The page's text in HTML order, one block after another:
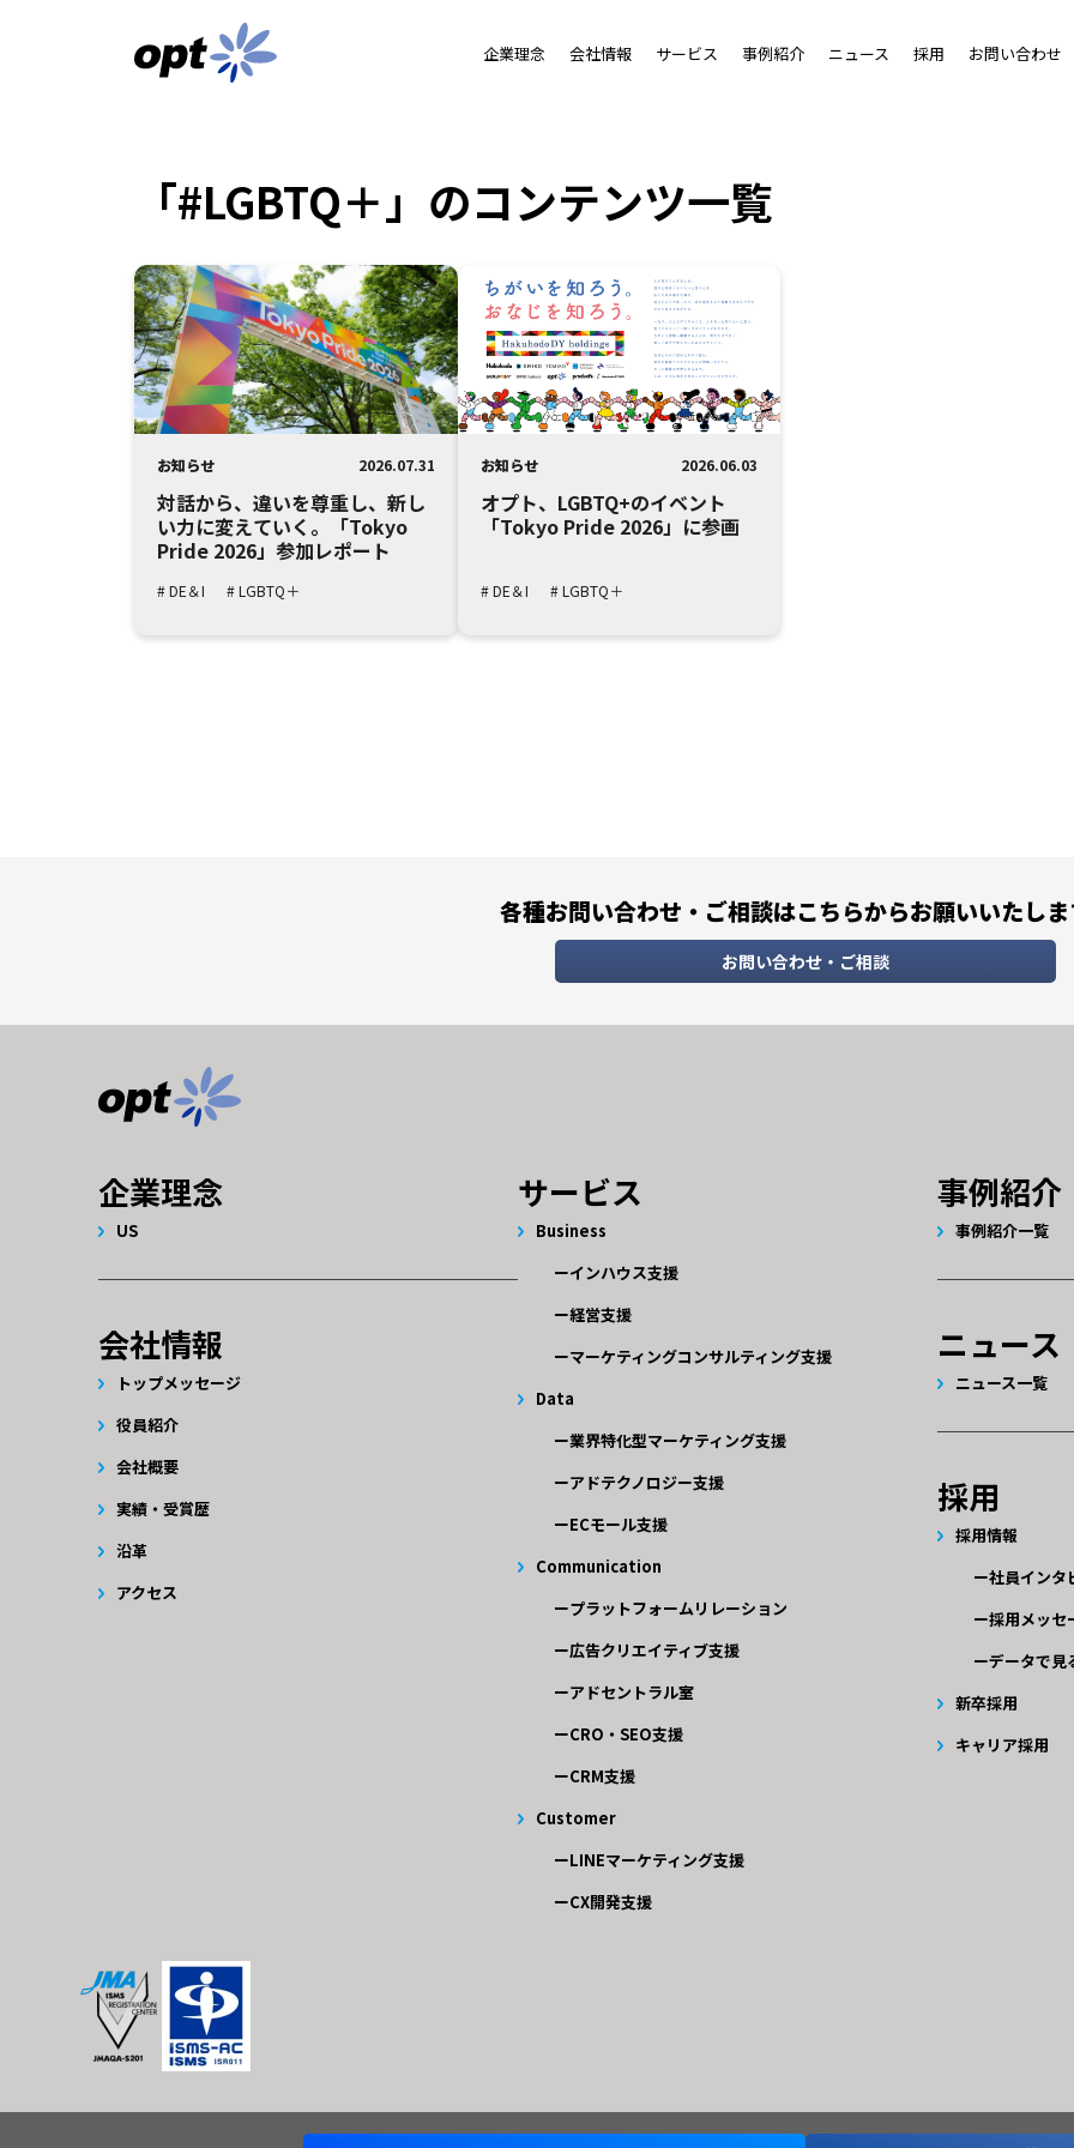
企業理念 会社情報 サービス 事例紹介 ニュース 採用 お問い合わせ
「#LGBTQ＋」のコンテンツ一覧
お知らせ 2026.07.31
対話から、違いを尊重し、新し
い力に変えていく。「Tokyo
Pride 2026」参加レポート
# DE＆I # LGBTQ＋
お知らせ 2026.06.03
オプト、LGBTQ+のイベント
「Tokyo Pride 2026」に参画
# DE＆I # LGBTQ＋
各種お問い合わせ・ご相談はこちらからお願いいたしま
お問い合わせ・ご相談
企業理念
US
会社情報
トップメッセージ
役員紹介
会社概要
実績・受賞歴
沿革
アクセス
サービス
Business
インハウス支援
経営支援
マーケティングコンサルティング支援
Data
業界特化型マーケティング支援
アドテクノロジー支援
ECモール支援
Communication
プラットフォームリレーション
広告クリエイティブ支援
アドセントラル室
CRO・SEO支援
CRM支援
Customer
LINEマーケティング支援
CX開発支援
事例紹介
事例紹介一覧
ニュース
ニュース一覧
採用
採用情報
社員インタ
採用メッセ
データで見
新卒採用
キャリア採用